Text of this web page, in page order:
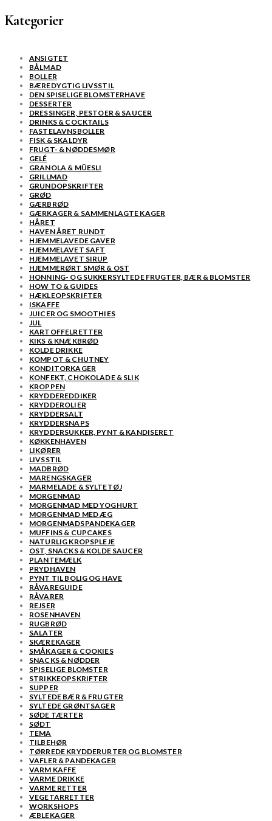
Kategorier
ANSIGTET
BÅLMAD
BOLLER
BÆREDYGTIG LIVSSTIL
DEN SPISELIGE BLOMSTERHAVE
DESSERTER
DRESSINGER, PESTOER & SAUCER
DRINKS & COCKTAILS
FASTELAVNSBOLLER
FISK & SKALDYR
FRUGT- & NØDDESMØR
GELÉ
GRANOLA & MÜESLI
GRILLMAD
GRUNDOPSKRIFTER
GRØD
GÆRBRØD
GÆRKAGER & SAMMENLAGTE KAGER
HÅRET
HAVEN ÅRET RUNDT
HJEMMELAVEDE GAVER
HJEMMELAVET SAFT
HJEMMELAVET SIRUP
HJEMMERØRT SMØR & OST
HONNING- OG SUKKERSYLTEDE FRUGTER, BÆR & BLOMSTER
HOW TO & GUIDES
HÆKLEOPSKRIFTER
ISKAFFE
JUICER OG SMOOTHIES
JUL
KARTOFFELRETTER
KIKS & KNÆKBRØD
KOLDE DRIKKE
KOMPOT & CHUTNEY
KONDITORKAGER
KONFEKT, CHOKOLADE & SLIK
KROPPEN
KRYDDEREDDIKER
KRYDDEROLIER
KRYDDERSALT
KRYDDERSNAPS
KRYDDERSUKKER, PYNT & KANDISERET
KØKKENHAVEN
LIKØRER
LIVSSTIL
MADBRØD
MARENGSKAGER
MARMELADE & SYLTETØJ
MORGENMAD
MORGENMAD MED YOGHURT
MORGENMAD MED ÆG
MORGENMADSPANDEKAGER
MUFFINS & CUPCAKES
NATURLIG KROPSPLEJE
OST, SNACKS & KOLDE SAUCER
PLANTEMÆLK
PRYDHAVEN
PYNT TIL BOLIG OG HAVE
RÅVAREGUIDE
RÅVARER
REJSER
ROSENHAVEN
RUGBRØD
SALATER
SKÆREKAGER
SMÅKAGER & COOKIES
SNACKS & NØDDER
SPISELIGE BLOMSTER
STRIKKEOPSKRIFTER
SUPPER
SYLTEDE BÆR & FRUGTER
SYLTEDE GRØNTSAGER
SØDE TÆRTER
SØDT
TEMA
TILBEHØR
TØRREDE KRYDDERURTER OG BLOMSTER
VAFLER & PANDEKAGER
VARM KAFFE
VARME DRIKKE
VARME RETTER
VEGETARRETTER
WORKSHOPS
ÆBLEKAGER